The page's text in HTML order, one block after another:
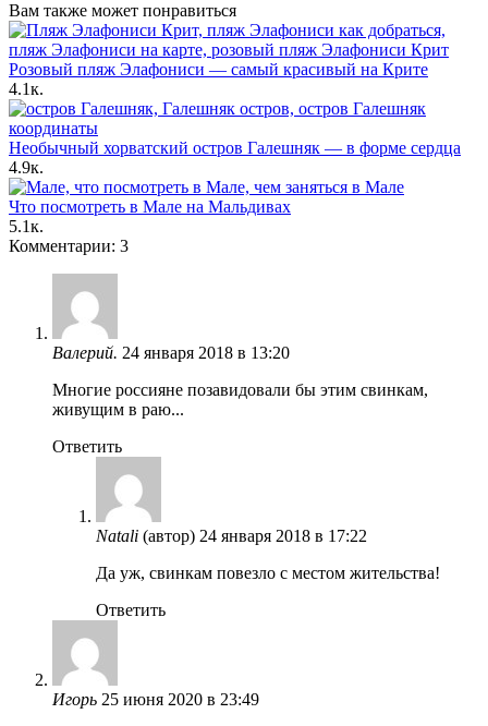
Вам также может понравиться
Розовый пляж Элафониси — самый красивый на Крите
4.1к.
Необычный хорватский остров Галешняк — в форме сердца
4.9к.
Что посмотреть в Мале на Мальдивах
5.1к.
Комментарии: 3
Валерий. 24 января 2018 в 13:20
Многие россияне позавидовали бы этим свинкам,
живущим в раю...
Ответить
Natali (автор) 24 января 2018 в 17:22
Да уж, свинкам повезло с местом жительства!
Ответить
Игорь 25 июня 2020 в 23:49